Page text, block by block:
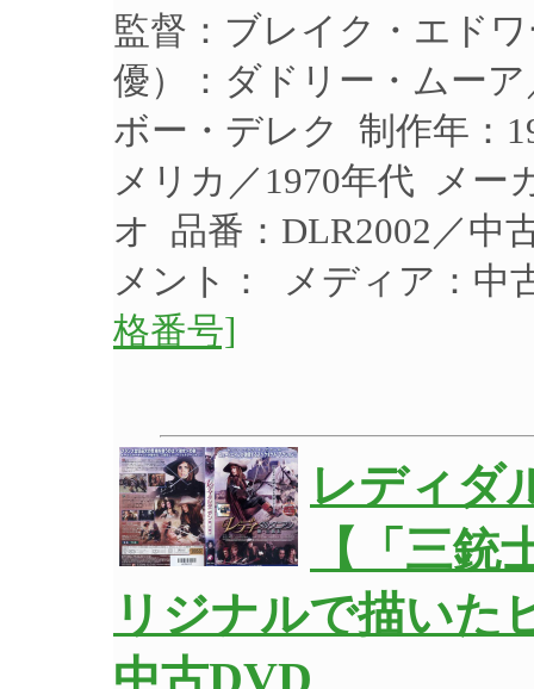
監督：ブレイク・エド
優）：ダドリー・ムー
ボー・デレク 制作年：
メリカ／1970年代 メー
オ 品番：DLR2002／中
メント： メディア：中
格番号]
レディダ
【「三
リジナルで描いた